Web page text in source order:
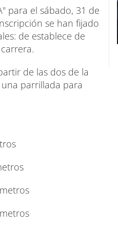
para el sábado, 31 de
se han fijado
de establece de
de las dos de la
parrillada para